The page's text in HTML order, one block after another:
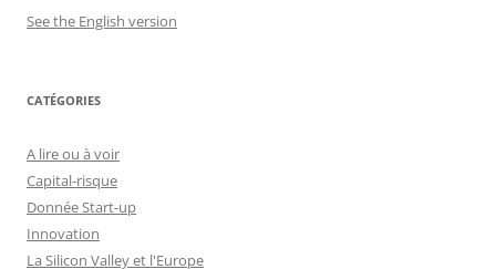
See the English version
CATÉGORIES
A lire ou à voir
Capital-risque
Donnée Start-up
Innovation
La Silicon Valley et l'Europe